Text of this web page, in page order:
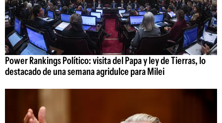
Power Rankings Político: visita del Papa y ley de Tierras, lo
destacado de una semana agridulce para Milei